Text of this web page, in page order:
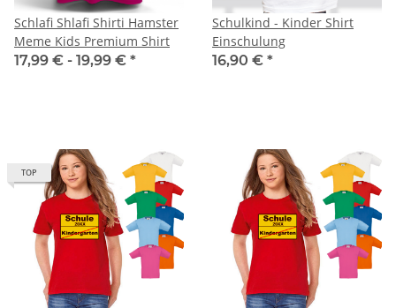
Schlafi Shlafi Shirti Hamster
Meme Kids Premium Shirt
17,99 € - 19,99 € *
Schulkind - Kinder Shirt
Einschulung
16,90 € *
TOP